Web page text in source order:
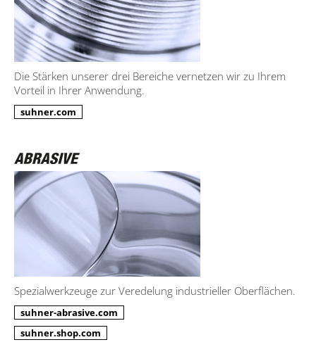
Die Stärken unserer drei Bereiche vernetzen wir zu Ihrem
Vorteil in Ihrer Anwendung.
suhner.com
Spezialwerkzeuge zur Veredelung industrieller Oberflächen.
suhner-abrasive.com
suhner.shop.com